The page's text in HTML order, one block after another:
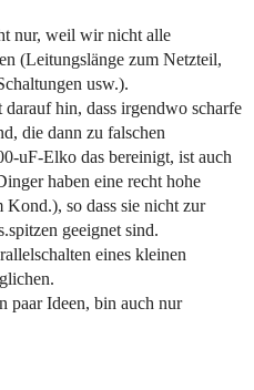
nur, weil wir nicht alle
(Leitungslänge zum Netzteil,
usw.).
hin, dass irgendwo scharfe
die dann zu falschen
uF-Elko das bereinigt, ist auch
haben eine recht hohe
so dass sie nicht zur
geeignet sind.
eines kleinen
paar Ideen, bin auch nur